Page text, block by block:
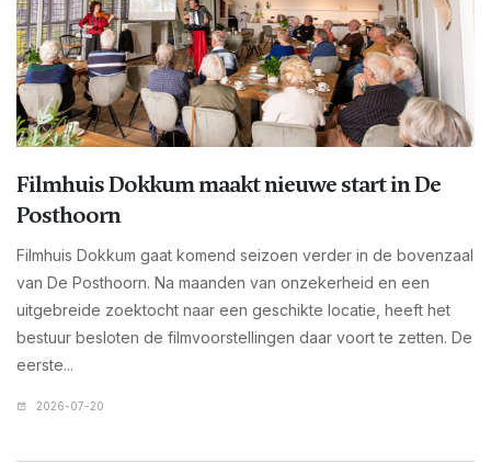
Filmhuis Dokkum maakt nieuwe start in De
Posthoorn
Filmhuis Dokkum gaat komend seizoen verder in de bovenzaal
van De Posthoorn. Na maanden van onzekerheid en een
uitgebreide zoektocht naar een geschikte locatie, heeft het
bestuur besloten de filmvoorstellingen daar voort te zetten. De
eerste...
2026-07-20